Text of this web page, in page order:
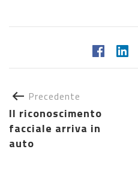
Precedente
Il riconoscimento
facciale arriva in
auto